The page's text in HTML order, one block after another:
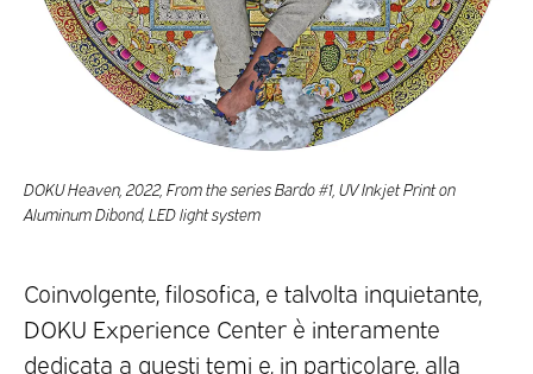
DOKU Heaven, 2022, From the series Bardo #1, UV Inkjet Print on
Aluminum Dibond, LED light system
Coinvolgente, filosofica, e talvolta inquietante,
DOKU Experience Center è interamente
dedicata a questi temi e, in particolare, alla